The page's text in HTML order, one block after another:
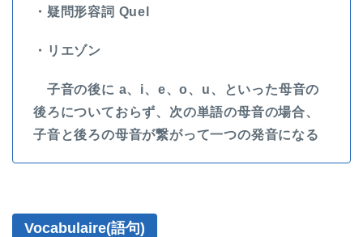
・疑問形容詞 Quel
・リエゾン
子音の後に a、i、e、o、u、といった母音の
後ろについておらず、次の単語の母音の場合、
子音と後ろの母音が繋がって一つの発音になる
Vocabulaire(語句)